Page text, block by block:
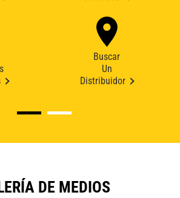
Buscar
Un
Distribuidor
DE MEDIOS